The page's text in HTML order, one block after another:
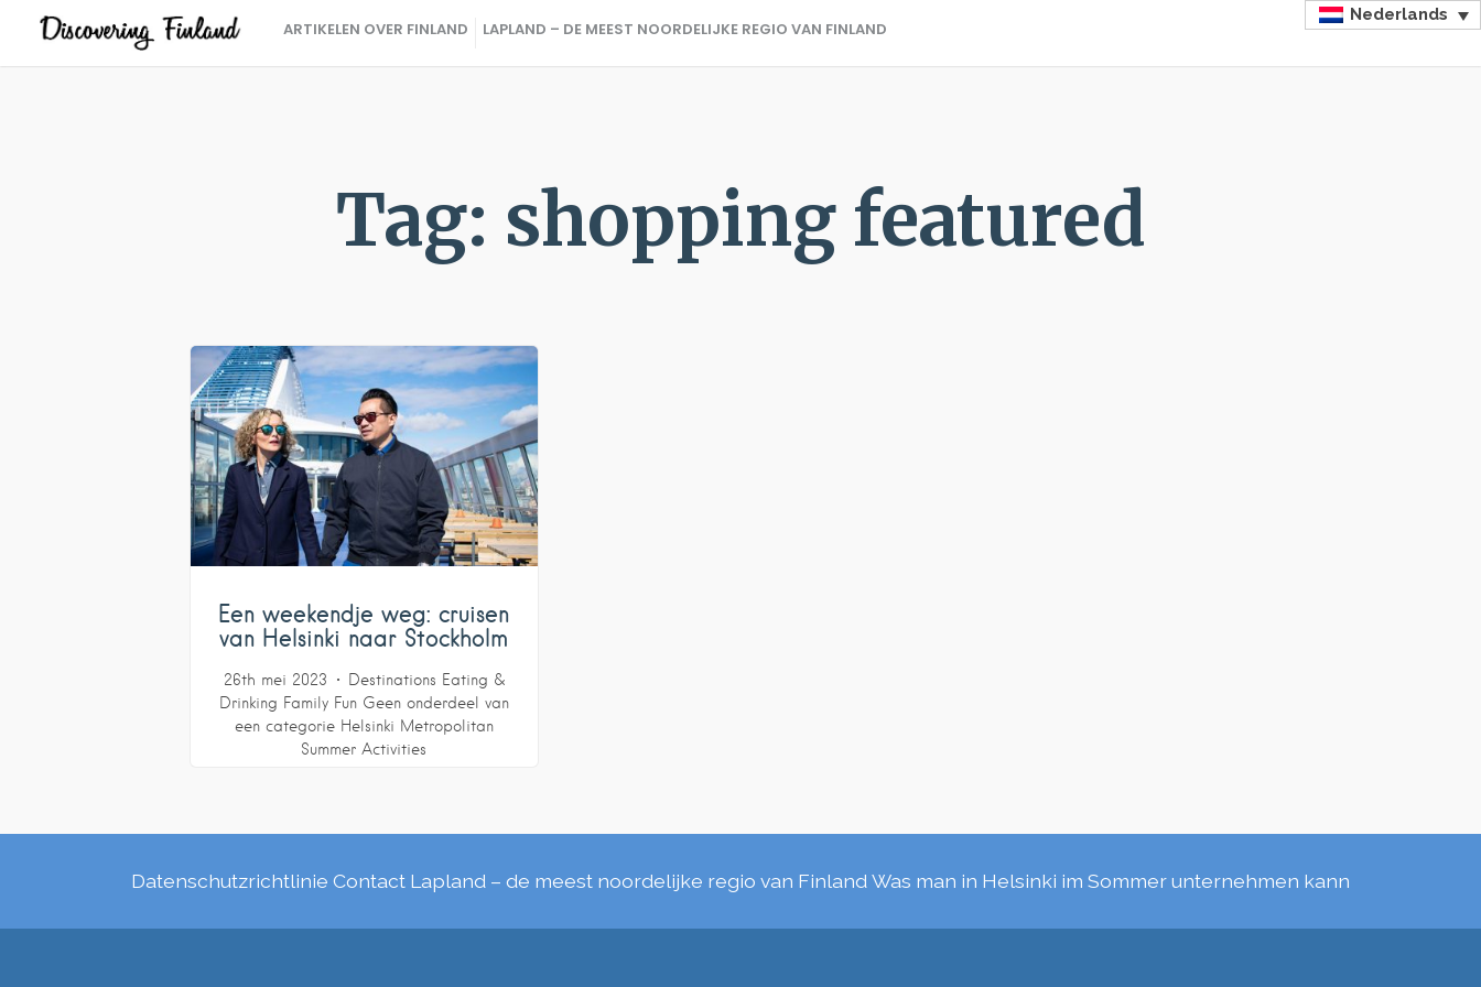
ARTIKELEN OVER FINLAND LAPLAND – DE MEEST NOORDELIJKE REGIO VAN FINLAND
Nederlands
Tag: shopping featured
Een weekendje weg: cruisen
van Helsinki naar Stockholm
26th mei 2023 Destinations Eating &
Drinking Family Fun Geen onderdeel van
een categorie Helsinki Metropolitan
Summer Activities
Datenschutzrichtlinie Contact Lapland – de meest noordelijke regio van Finland Was man in Helsinki im Sommer unternehmen kann